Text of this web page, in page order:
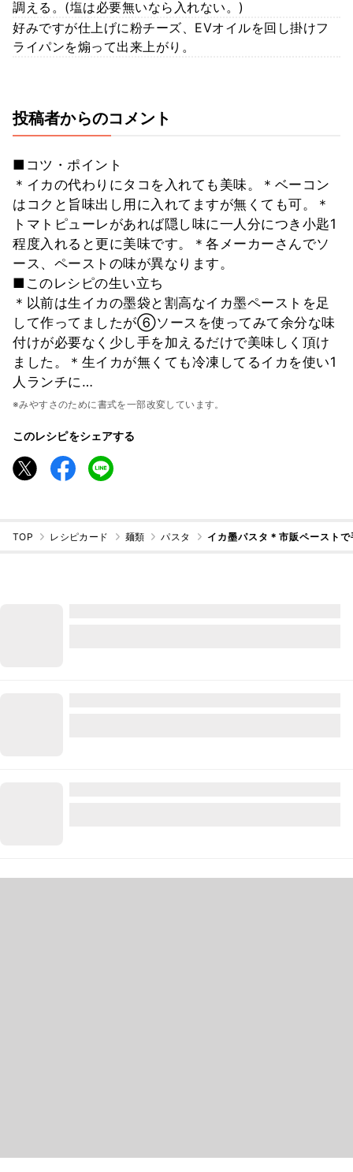
調える。(塩は必要無いなら入れない。)
好みですが仕上げに粉チーズ、EVオイルを回し掛けフ
ライパンを煽って出来上がり。
投稿者からのコメント
■コツ・ポイント
＊イカの代わりにタコを入れても美味。＊ベーコン
はコクと旨味出し用に入れてますが無くても可。＊
トマトピューレがあれば隠し味に一人分につき小匙1
程度入れると更に美味です。＊各メーカーさんでソ
ース、ペーストの味が異なります。
■このレシピの生い立ち
＊以前は生イカの墨袋と割高なイカ墨ペーストを足
して作ってましたが⑥ソースを使ってみて余分な味
付けが必要なく少し手を加えるだけで美味しく頂け
ました。＊生イカが無くても冷凍してるイカを使い1
人ランチに…
※みやすさのために書式を一部改変しています。
このレシピをシェアする
TOP レシピカード 麺類 パスタ イカ墨パスタ＊市販ペースト